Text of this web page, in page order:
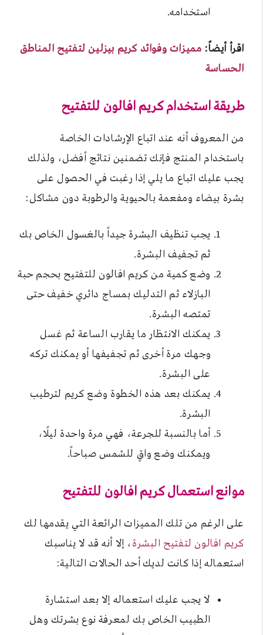
استخدامه.
اقرأ أيضاً: مميزات وفوائد كريم بيزلين لتفتيح المناطق
الحساسة
طريقة استخدام كريم افالون للتفتيح
من المعروف أنه عند اتباع الإرشادات الخاصة
باستخدام المنتج فإنك تضمنين نتائج أفضل، ولذلك
يجب عليك اتباع ما يلي إذا رغبت في الحصول على
بشرة بيضاء ومفعمة بالحيوية والرطوبة دون مشاكل:
يجب تنظيف البشرة جيداً بالغسول الخاص بك
ثم تجفيف البشرة.
وضع كمية من كريم افالون للتفتيح بحجم حبة
البازلاء ثم التدليك بمساج دائري خفيف حتى
تمتصه البشرة.
يمكنك الانتظار ما يقارب الساعة ثم غسل
وجهك مرة أخرى ثم تجفيفها أو يمكنك تركه
على البشرة.
يمكنك بعد هذه الخطوة وضع كريم لترطيب
البشرة.
أما بالنسبة للجرعة، فهي مرة واحدة ليلًا،
ويمكنك وضع واقٍ للشمس صباحاً.
موانع استعمال كريم افالون للتفتيح
على الرغم من تلك المميزات الرائعة التي يقدمها لك
كريم افالون لتفتيح البشرة، إلا أنه قد لا يناسبك
استعماله إذا كانت لديك أحد الحالات التالية:
لا يجب عليك استعماله إلا بعد استشارة
الطبيب الخاص بك لمعرفة نوع بشرتك وهل